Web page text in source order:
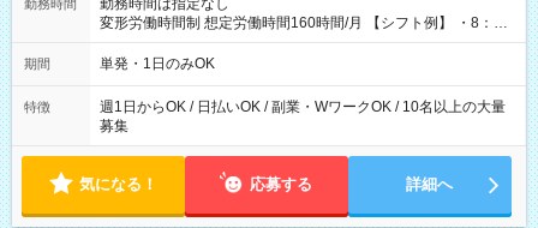
勤務時間
勤務時間は指定なし
変形労働時間制 想定労働時間160時間/月 【シフト例】 ・8：00
～21：00
期間 単発・1日のみOK
特徴
週1日からOK / 日払いOK / 副業・WワークOK / 10名以上の大量
募集
気になる！ 応募する 詳細へ